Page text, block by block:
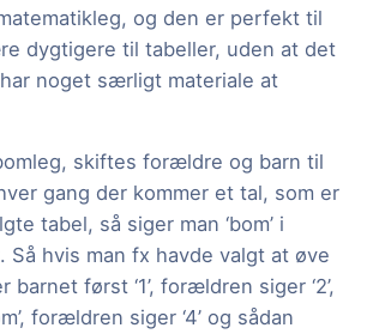
og den er perfekt til
dygtigere til tabeller, uden at det
noget særligt materiale at
skiftes forældre og barn til
gang der kommer et tal, som er
tabel, så siger man ‘bom’ i
Så hvis man fx havde valgt at øve
først ‘1’, forældren siger ‘2’,
forældren siger ‘4’ og sådan